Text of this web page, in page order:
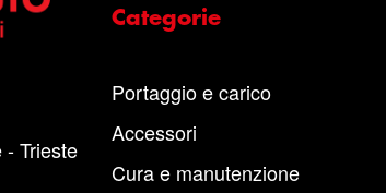
Trieste
Categorie
Portaggio e carico
Accessori
Cura e manutenzione